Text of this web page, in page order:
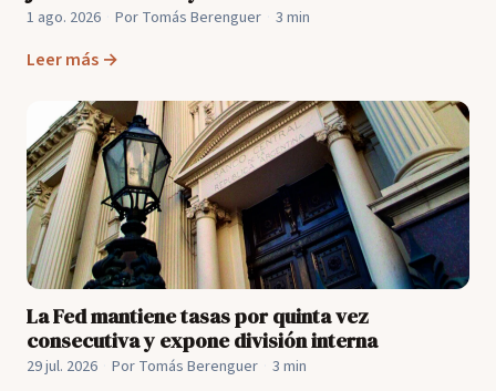
1 ago. 2026 Por Tomás Berenguer 3 min
Leer más →
La Fed mantiene tasas por quinta vez
consecutiva y expone división interna
29 jul. 2026 Por Tomás Berenguer 3 min